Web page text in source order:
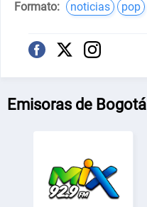
Formato: noticias pop
Emisoras de Bogotá